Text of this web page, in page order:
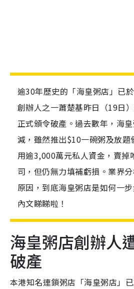
逾30年歷史的「海皇粥店」已
創辦人之一蕭楚基昨日（19日
正式頒令破產。過去數年，海
減，雖然推出$10一碗粥及放題
用逾3,000萬元私人資金，賣掉
司，但仍無力填補虧損。業界
原因，到底海皇粥店是如何一
內文睇睇啦！
海皇粥店創辦人
破產
本港知名連鎖粥店「海皇粥店」